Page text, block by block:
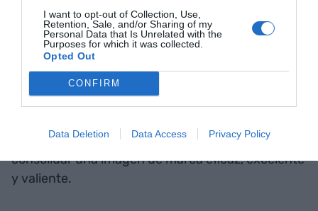
I want to opt-out of Collection, Use,
Retention, Sale, and/or Sharing of my
Personal Data that Is Unrelated with the
Purposes for which it was collected.
Opted Out
CONFIRM
Data Deletion Data Access Privacy Policy
Nos hemos encontrado delante de una marca
vulnerable, de una sociedad vulnerable y de una
pandemia vulnerable que ha provocado que lo
más humano de las marcas sea lo que más
admiramos y lo que más nos acerca a ellas. Nunca
marca por sus efectos negativos ayudarían a
consolidar una imagen de marca eficaz, excelente
y valiente.